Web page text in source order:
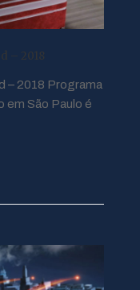
– 2018
– 2018 Programa
em São Paulo é